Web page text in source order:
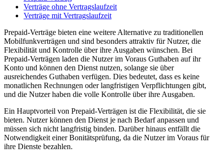
Verträge ohne Vertragslaufzeit
Verträge mit Vertragslaufzeit
Prepaid-Verträge bieten eine weitere Alternative zu traditionellen
Mobilfunkverträgen und sind besonders attraktiv für Nutzer, die
Flexibilität und Kontrolle über ihre Ausgaben wünschen. Bei
Prepaid-Verträgen laden die Nutzer im Voraus Guthaben auf ihr
Konto und können den Dienst nutzen, solange sie über
ausreichendes Guthaben verfügen. Dies bedeutet, dass es keine
monatlichen Rechnungen oder langfristigen Verpflichtungen gibt,
und die Nutzer haben die volle Kontrolle über ihre Ausgaben.
Ein Hauptvorteil von Prepaid-Verträgen ist die Flexibilität, die sie
bieten. Nutzer können den Dienst je nach Bedarf anpassen und
müssen sich nicht langfristig binden. Darüber hinaus entfällt die
Notwendigkeit einer Bonitätsprüfung, da die Nutzer im Voraus für
ihre Dienste bezahlen.